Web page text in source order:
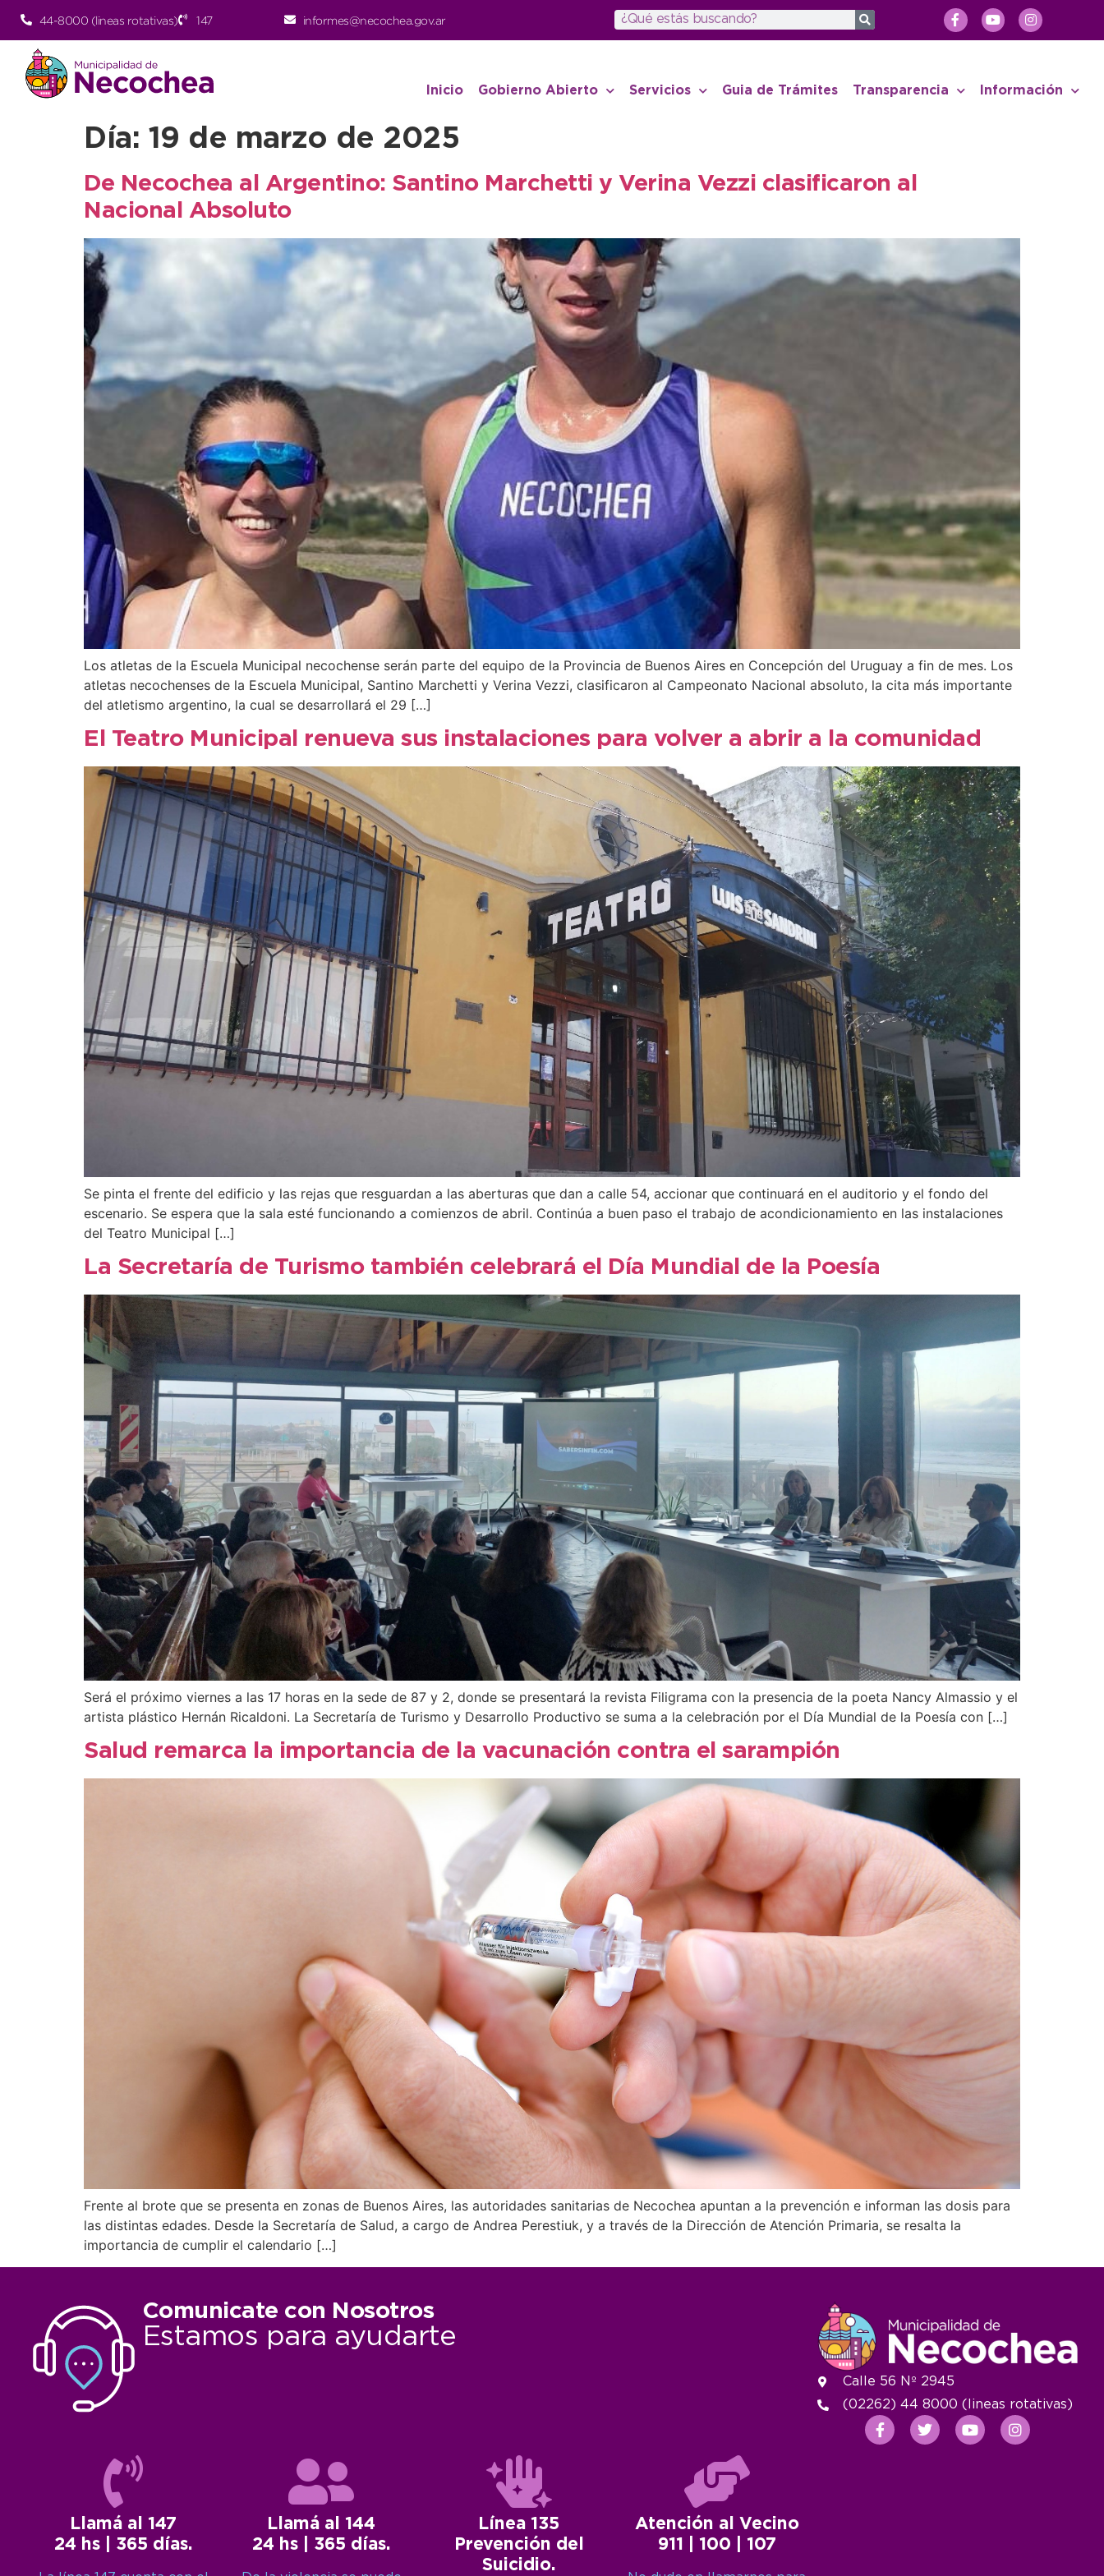
44-8000 (lineas rotativas) 147 informes@necochea.gov.ar
Inicio Gobierno Abierto Servicios Guia de Trámites Transparencia Información
Día: 19 de marzo de 2025
De Necochea al Argentino: Santino Marchetti y Verina Vezzi clasificaron al
Nacional Absoluto
Los atletas de la Escuela Municipal necochense serán parte del equipo de la Provincia de Buenos Aires en Concepción del Uruguay a fin de mes. Los
atletas necochenses de la Escuela Municipal, Santino Marchetti y Verina Vezzi, clasificaron al Campeonato Nacional absoluto, la cita más importante
del atletismo argentino, la cual se desarrollará el 29 […]
El Teatro Municipal renueva sus instalaciones para volver a abrir a la comunidad
Se pinta el frente del edificio y las rejas que resguardan a las aberturas que dan a calle 54, accionar que continuará en el auditorio y el fondo del
escenario. Se espera que la sala esté funcionando a comienzos de abril. Continúa a buen paso el trabajo de acondicionamiento en las instalaciones
del Teatro Municipal […]
La Secretaría de Turismo también celebrará el Día Mundial de la Poesía
Será el próximo viernes a las 17 horas en la sede de 87 y 2, donde se presentará la revista Filigrama con la presencia de la poeta Nancy Almassio y el
artista plástico Hernán Ricaldoni. La Secretaría de Turismo y Desarrollo Productivo se suma a la celebración por el Día Mundial de la Poesía con […]
Salud remarca la importancia de la vacunación contra el sarampión
Frente al brote que se presenta en zonas de Buenos Aires, las autoridades sanitarias de Necochea apuntan a la prevención e informan las dosis para
las distintas edades. Desde la Secretaría de Salud, a cargo de Andrea Perestiuk, y a través de la Dirección de Atención Primaria, se resalta la
importancia de cumplir el calendario […]
Comunicate con Nosotros
Estamos para ayudarte
Llamá al 147
24 hs | 365 días.
Llamá al 144
24 hs | 365 días.
Línea 135
Prevención del
Suicidio.
Atención al Vecino
911 | 100 | 107
Calle 56 Nº 2945
(02262) 44 8000 (lineas rotativas)